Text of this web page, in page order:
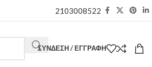
2103008522
ΣΎΝΔΕΣΗ / ΕΓΓΡΑΦΉ